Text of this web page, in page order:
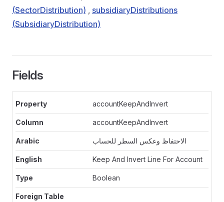
(SectorDistribution) , subsidiaryDistributions
(SubsidiaryDistribution)
Fields
accountKeepAndInvert
accountKeepAndInvert
الاحتفاظ وعكس السطر للحساب
Keep And Invert Line For Account
Boolean